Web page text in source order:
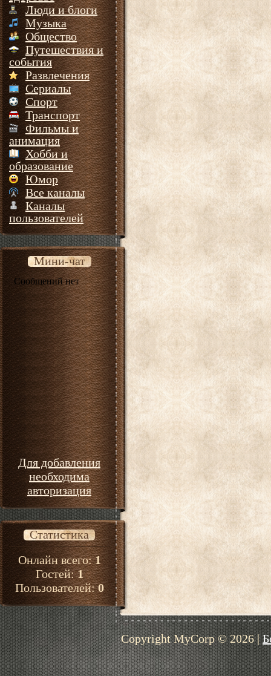
Люди и блоги
Музыка
Общество
Путешествия и
события
Развлечения
Сериалы
Спорт
Транспорт
Фильмы и
анимация
Хобби и
образование
Юмор
Все каналы
Каналы
пользователей
Мини-чат
Для добавления
необходима
авторизация
Статистика
Онлайн всего:1
Гостей:1
Пользователей:0
Copyright MyCorp © 2026|